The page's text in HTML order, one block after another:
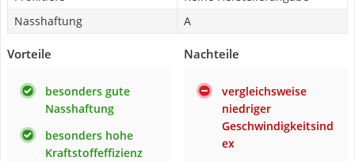
Nasshaftung
A
Vorteile
besonders gute
Nasshaftung
besonders hohe
Kraftstoffeffizienz
Nachteile
vergleichsweise
niedriger
Geschwindigkeitsind
ex